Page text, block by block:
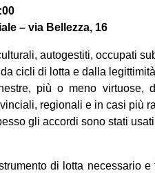
– via Bellezza, 16
autogestiti, occupati
cicli di lotta e dalla
più o meno virtuose,
regionali e in casi più
gli accordi sono stati
di lotta necessario